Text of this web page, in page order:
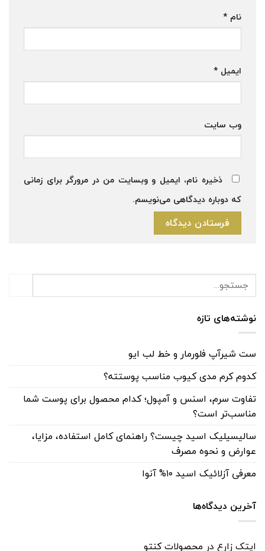
نام *
ایمیل *
وب‌ سایت
ذخیره نام، ایمیل و وبسایت من در مرورگر برای زمانی
که دوباره دیدگاهی می‌نویسم.
نوشته‌های تازه
ست شیرآپ فلورمار و خط لب ایو
کدوم کرم مدی کیوب مناسب پوستته؟
تفاوت سرم، اسنس و آمپول؛ کدام محصول برای پوست شما
مناسب‌تر است؟
سالیسیلیک اسید چیست؟ راهنمای کامل استفاده، مزایا،
عوارض و نحوه مصرف
معرفی آزلائیک اسید ۱۰% آنوا
آخرین دیدگاه‌ها
ایتک زارع در محصولات کنتو